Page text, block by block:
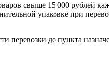
свыше 15 000 рублей
упаковке при
перевозки до пункта